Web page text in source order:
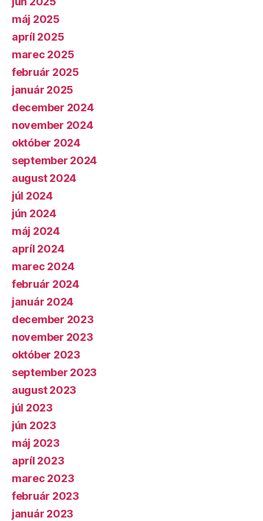
máj 2025
apríl 2025
marec 2025
február 2025
január 2025
december 2024
november 2024
október 2024
september 2024
august 2024
júl 2024
jún 2024
máj 2024
apríl 2024
marec 2024
február 2024
január 2024
december 2023
november 2023
október 2023
september 2023
august 2023
júl 2023
jún 2023
máj 2023
apríl 2023
marec 2023
február 2023
január 2023